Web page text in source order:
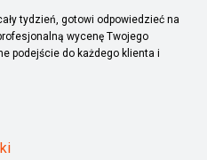
tydzień, gotowi odpowiedzieć na
wycenę Twojego
podejście do każdego klienta i